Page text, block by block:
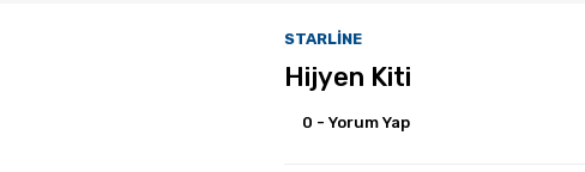
STARLİNE
Hijyen Kiti
0 - Yorum Yap